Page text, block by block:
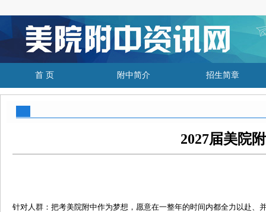
首 页 附中简介 招生简章
2027届美院
针对人群：把考美院附中作为梦想，愿意在一整年的时间内都全力以赴、